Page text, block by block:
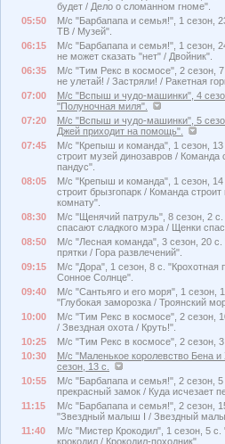
будет / Дело о сломанном гноме".
05:50
М/с "Барбапапа и семья!", 1 сезон,
ТВ / Музей".
06:15
М/с "Барбапапа и семья!", 1 сезон,
не может сказать "нет" / Двойник".
06:35
М/с "Тим Рекс в космосе", 2 сезон, 7
не улетай! / Застряли! / Ракетная
07:00
М/с "Вспыш и чудо-машинки", 4
"Полуночная миля".
07:20
М/с "Вспыш и чудо-машинки", 5
Джей приходит на помощь".
07:45
М/с "Крепыш и команда", 1 сезон,
строит музей динозавров / Команда
пандус".
08:05
М/с "Крепыш и команда", 1 сезон,
строит брызгопарк / Команда строит
комнату".
08:30
М/с "Щенячий патруль", 8 сезон, 2
спасают сладкого мэра / Щенки
08:50
М/с "Лесная команда", 3 сезон, 20
прятки / Гора развлечений".
09:15
М/с "Дора", 1 сезон, 8 с. "Крохотная
Сонное Солнце".
09:40
М/с "Сантьяго и его моря", 1 сезон,
"Глубокая заморозка / Троянский
10:00
М/с "Тим Рекс в космосе", 2 сезон,
/ Звездная охота / Круть!".
10:25
М/с "Тим Рекс в космосе", 2 сезон, 3
10:30
М/с "Маленькое королевство Бена и
сезон, 13 с.
10:55
М/с "Барбапапа и семья!", 2 сезон,
прекрасный замок / Куда исчезает
11:15
М/с "Барбапапа и семья!", 2 сезон,
"Звездный малыш I / Звездный
11:40
М/с "Мистер Крокодил", 1 сезон, 5
крокодил / Крокодил-походник".